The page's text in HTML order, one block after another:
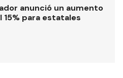
anunció un aumento
15% para estatales